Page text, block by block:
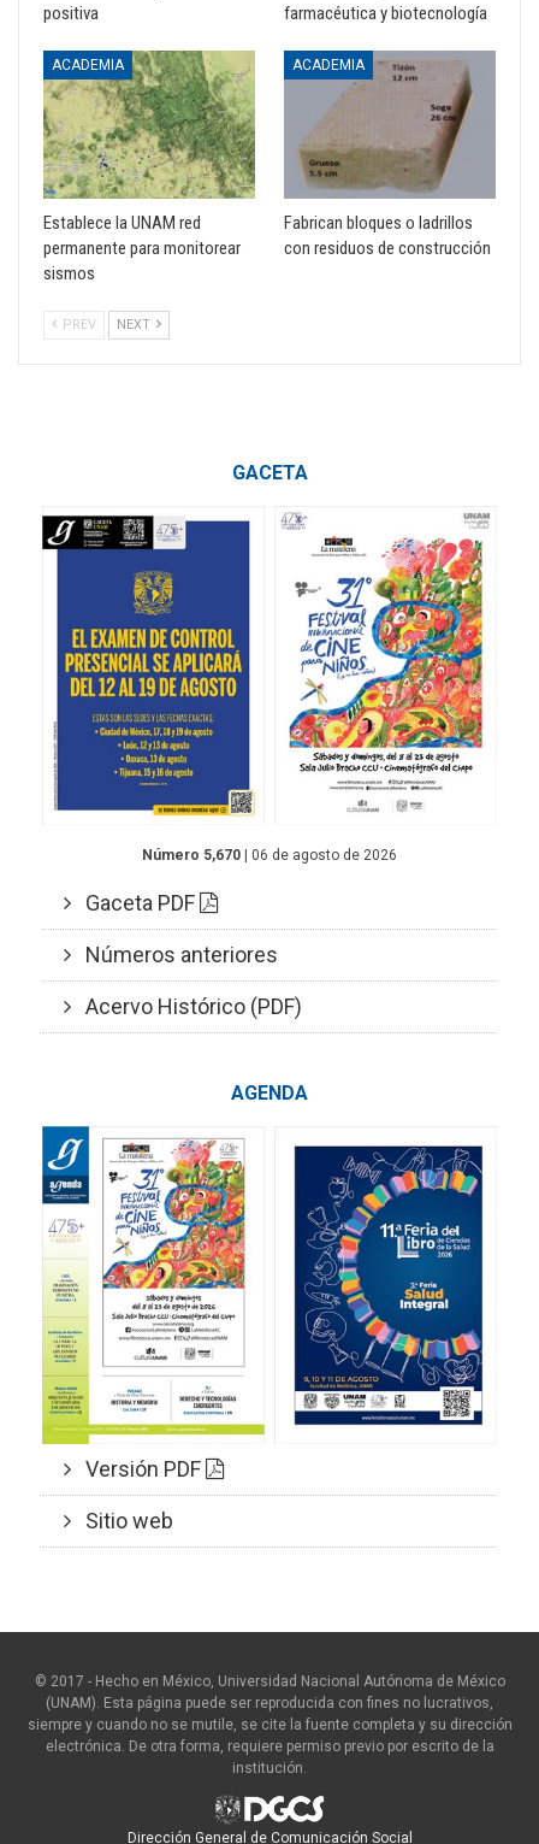
positiva
farmacéutica y biotecnología
ACADEMIA
Establece la UNAM red
permanente para monitorear
sismos
ACADEMIA
Fabrican bloques o ladrillos
con residuos de construcción
PREV NEXT
GACETA
Número 5,670 | 06 de agosto de 2026
Gaceta PDF
Números anteriores
Acervo Histórico (PDF)
AGENDA
Versión PDF
Sitio web
© 2017 - Hecho en México, Universidad Nacional Autónoma de México
(UNAM). Esta página puede ser reproducida con fines no lucrativos,
siempre y cuando no se mutile, se cite la fuente completa y su dirección
electrónica. De otra forma, requiere permiso previo por escrito de la
institución.
Dirección General de Comunicación Social